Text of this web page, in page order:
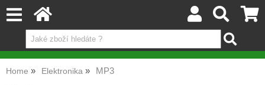
Home Elektronika MP3